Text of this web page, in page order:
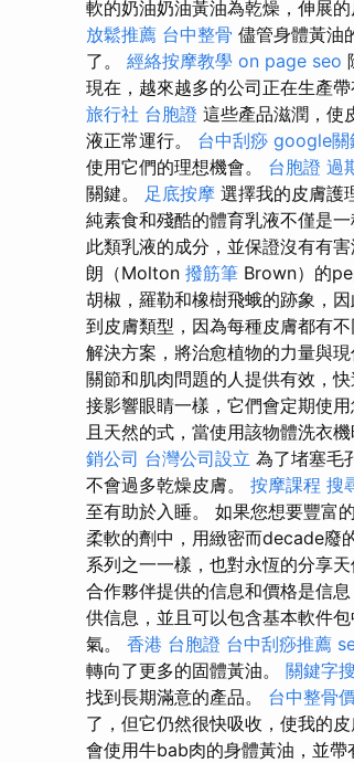
軟的奶油奶油黃油為乾燥，伸展
放鬆推薦 台中整骨 儘管身體黃油
了。 經絡按摩教學 on page seo
現在，越來越多的公司正在生產
旅行社 台胞證 這些產品滋潤，使
液正常運行。 台中刮痧 google關
使用它們的理想機會。 台胞證 過
關鍵。 足底按摩 選擇我的皮膚護
純素食和殘酷的體育乳液不僅是
此類乳液的成分，並保證沒有有
朗（Molton 撥筋筆 Brown）的
胡椒，羅勒和橡樹飛蛾的跡象，
到皮膚類型，因為每種皮膚都有不
解決方案，將治愈植物的力量與
關節和肌肉問題的人提供有效，
接影響眼睛一樣，它們會定期使
且天然的式，當使用該物體洗衣
銷公司 台灣公司設立 為了堵塞毛
不會過多乾燥皮膚。 按摩課程 搜
至有助於入睡。 如果您想要豐富
柔軟的劑中，用緻密而decade廢
系列之一一樣，也對永恆的分享
合作夥伴提供的信息和價格是信
供信息，並且可以包含基本軟件
氣。 香港 台胞證 台中刮痧推薦
轉向了更多的固體黃油。 關鍵字
找到長期滿意的產品。 台中整骨
了，但它仍然很快吸收，使我的
會使用牛bab肉的身體黃油，並